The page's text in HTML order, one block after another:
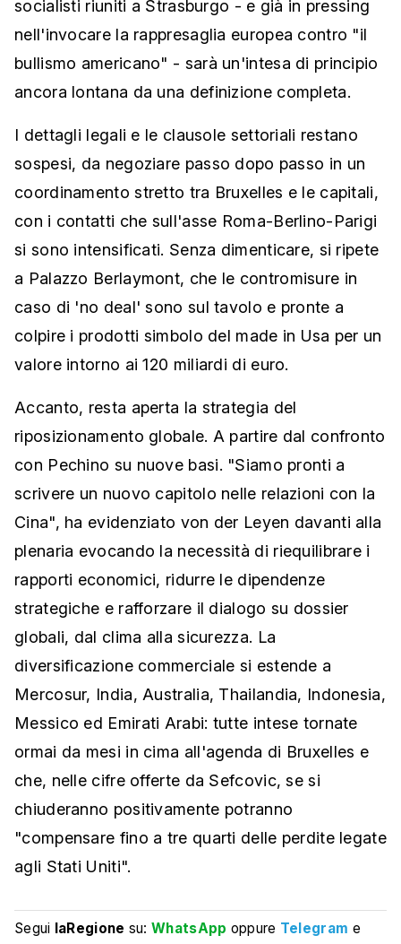
socialisti riuniti a Strasburgo - e già in pressing
nell'invocare la rappresaglia europea contro "il
bullismo americano" - sarà un'intesa di principio
ancora lontana da una definizione completa.
I dettagli legali e le clausole settoriali restano
sospesi, da negoziare passo dopo passo in un
coordinamento stretto tra Bruxelles e le capitali,
con i contatti che sull'asse Roma-Berlino-Parigi
si sono intensificati. Senza dimenticare, si ripete
a Palazzo Berlaymont, che le contromisure in
caso di 'no deal' sono sul tavolo e pronte a
colpire i prodotti simbolo del made in Usa per un
valore intorno ai 120 miliardi di euro.
Accanto, resta aperta la strategia del
riposizionamento globale. A partire dal confronto
con Pechino su nuove basi. "Siamo pronti a
scrivere un nuovo capitolo nelle relazioni con la
Cina", ha evidenziato von der Leyen davanti alla
plenaria evocando la necessità di riequilibrare i
rapporti economici, ridurre le dipendenze
strategiche e rafforzare il dialogo su dossier
globali, dal clima alla sicurezza. La
diversificazione commerciale si estende a
Mercosur, India, Australia, Thailandia, Indonesia,
Messico ed Emirati Arabi: tutte intese tornate
ormai da mesi in cima all'agenda di Bruxelles e
che, nelle cifre offerte da Sefcovic, se si
chiuderanno positivamente potranno
"compensare fino a tre quarti delle perdite legate
agli Stati Uniti".
Segui laRegione su:WhatsApp oppure Telegram e